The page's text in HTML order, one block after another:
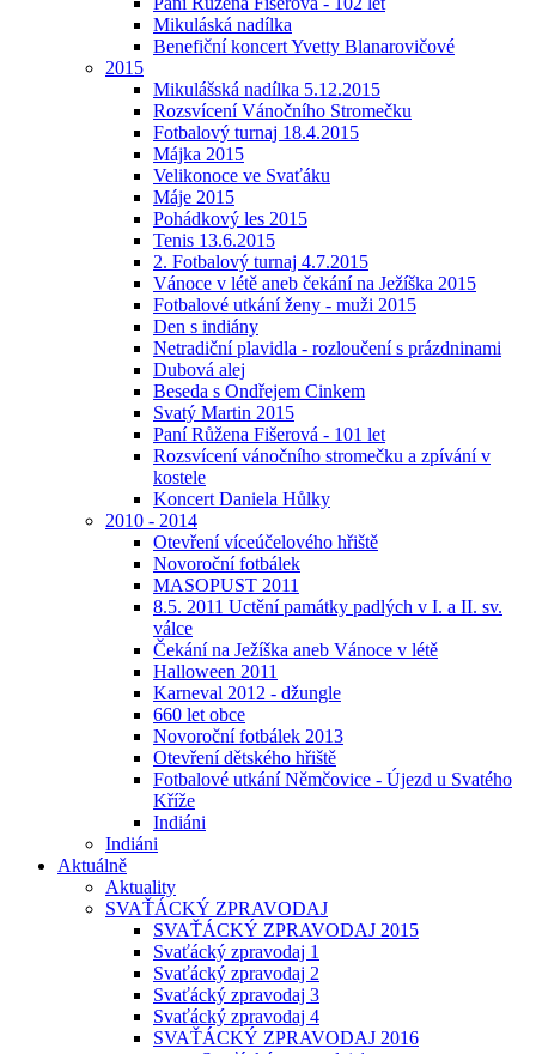
Mikuláská nadílka
Benefiční koncert Yvetty Blanarovičové
2015
Mikulášská nadílka 5.12.2015
Rozsvícení Vánočního Stromečku
Fotbalový turnaj 18.4.2015
Májka 2015
Velikonoce ve Svaťáku
Máje 2015
Pohádkový les 2015
Tenis 13.6.2015
2. Fotbalový turnaj 4.7.2015
Vánoce v létě aneb čekání na Ježíška 2015
Fotbalové utkání ženy - muži 2015
Den s indiány
Netradiční plavidla - rozloučení s prázdninami
Dubová alej
Beseda s Ondřejem Cinkem
Svatý Martin 2015
Paní Růžena Fišerová - 101 let
Rozsvícení vánočního stromečku a zpívání v
kostele
Koncert Daniela Hůlky
2010 - 2014
Otevření víceúčelového hřiště
Novoroční fotbálek
MASOPUST 2011
8.5. 2011 Uctění památky padlých v I. a II. sv.
válce
Čekání na Ježíška aneb Vánoce v létě
Halloween 2011
Karneval 2012 - džungle
660 let obce
Novoroční fotbálek 2013
Otevření dětského hřiště
Fotbalové utkání Němčovice - Újezd u Svatého
Kříže
Indiáni
Indiáni
Aktuálně
Aktuality
SVAŤÁCKÝ ZPRAVODAJ
SVAŤÁCKÝ ZPRAVODAJ 2015
Svaťácký zpravodaj 1
Svaťácký zpravodaj 2
Svaťácký zpravodaj 3
Svaťácký zpravodaj 4
SVAŤÁCKÝ ZPRAVODAJ 2016